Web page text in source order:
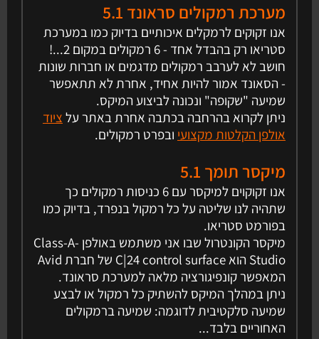
מערכת רמקולים סראונד 5.1
אנו זקוקים לרמקלים איכותיים בדיוק כמו במערכת
סטריאו רק בהבדל אחד - 6 רמקולים במקום 2...!
חושב לא לערבב רמקולים מדגמים או חברות שונות
- הסאונד אמור להיות אחיד, אחרת לא תתאפשר
שמיעה "שקופה" ונכונה לביצוע המיקס.
ניתן לקרוא בהרחבה בכתבה אחרת באתר על ציוד
אולפן הקלטות מקצועי ובפרט רמקולים.
מיקסר תומך 5.1
אנו זקוקוים למיקסר עם 6 כניסות רמקולים כך
שתהיה לנו שליטה על כל רמקול בנפרד, בדיוק כמו
בפורמט סטריאו.
מיקסר הקונטרול שבו אני משתמש באולפן Class-A-
Studio הוא C|24 control surface של חברת Avid
המאפשר קונפיגורציה מלאה למערכת סראונד.
ניתן במהלך המיקס להשתיק כל רמקול או לבצע
שמיעה סלקטיבית לדוגמה: שמיעה ברמקולים
האחוריים בלבד...